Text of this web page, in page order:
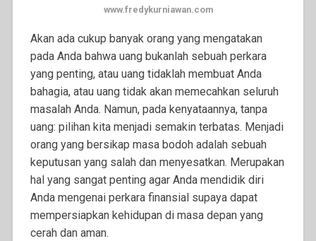
www.fredykurniawan.com
Akan ada cukup banyak orang yang mengatakan
pada Anda bahwa uang bukanlah sebuah perkara
yang penting, atau uang tidaklah membuat Anda
bahagia, atau uang tidak akan memecahkan seluruh
masalah Anda. Namun, pada kenyataannya, tanpa
uang: pilihan kita menjadi semakin terbatas. Menjadi
orang yang bersikap masa bodoh adalah sebuah
keputusan yang salah dan menyesatkan. Merupakan
hal yang sangat penting agar Anda mendidik diri
Anda mengenai perkara finansial supaya dapat
mempersiapkan kehidupan di masa depan yang
cerah dan aman.